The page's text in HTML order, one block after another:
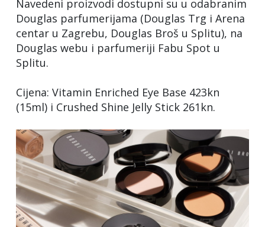
Navedeni proizvodi dostupni su u odabranim
Douglas parfumerijama (Douglas Trg i Arena
centar u Zagrebu, Douglas Broš u Splitu), na
Douglas webu i parfumeriji Fabu Spot u
Splitu.
Cijena: Vitamin Enriched Eye Base 423kn
(15ml) i Crushed Shine Jelly Stick 261kn.